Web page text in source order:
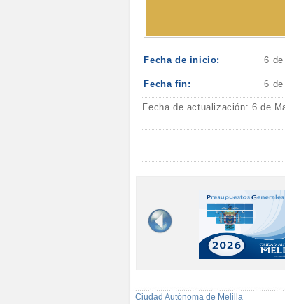
Fecha de inicio: 6
Fecha fin: 6
Fecha de actualización: 6 de
Ciudad Autónoma de Melilla